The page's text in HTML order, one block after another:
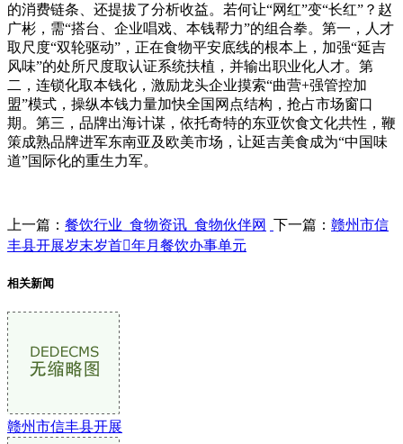
的消费链条、还提拔了分析收益。若何让“网红”变“长红”？赵
广彬，需“搭台、企业唱戏、本钱帮力”的组合拳。第一，人才
取尺度“双轮驱动”，正在食物平安底线的根本上，加强“延吉
风味”的处所尺度取认证系统扶植，并输出职业化人才。第
二，连锁化取本钱化，激励龙头企业摸索“曲营+强管控加
盟”模式，操纵本钱力量加快全国网点结构，抢占市场窗口
期。第三，品牌出海计谋，依托奇特的东亚饮食文化共性，鞭
策成熟品牌进军东南亚及欧美市场，让延吉美食成为“中国味
道”国际化的重生力军。
上一篇： 餐饮行业_食物资讯_食物伙伴网 下一篇： 赣州市信
丰县开展岁末岁首年月餐饮办事单元
相关新闻
赣州市信丰县开展